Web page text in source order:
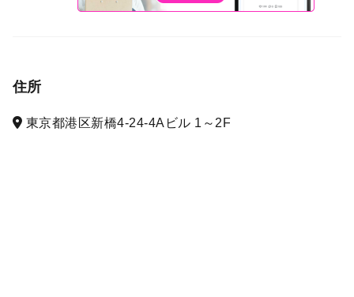
住所
東京都港区新橋4-24-4Aビル 1～2F